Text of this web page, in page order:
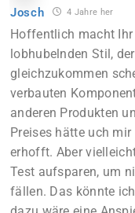
Josch 4 Jahre her
Hoffentlich macht
lobhubelnden Stil,
gleichzukommen
verbauten
anderen Produkten
Preises hätte uch
erhofft. Aber
Test aufsparen, um
fällen. Das könnte